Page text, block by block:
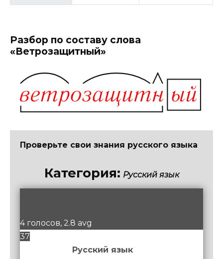
Разбор по составу слова
«Ветрозащитный»
Проверьте свои знания русского языка
Категория: Русский язык
4 голосов, 2.8 avg
37
Русский язык